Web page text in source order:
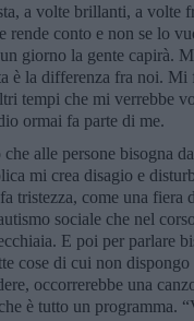
a volte brillanti, a volte
rende conto e non se lo
giorno la gente capirà.
è la differenza fra noi.
tempi che mi verrebbe
ormai fa parte di me.
alle persone bisogna
mi crea disagio e
tristezza, come una
sociale che nel
E poi per parlare
cose di cui non
occorrerebbe una
è tutto un programma.